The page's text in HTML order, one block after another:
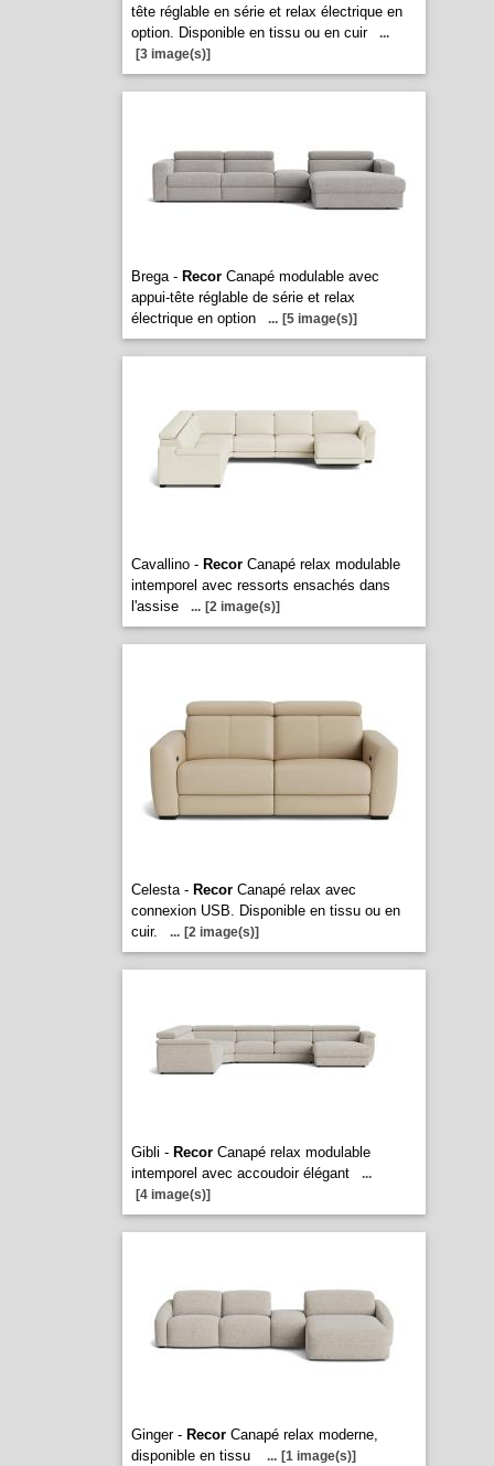
tête réglable en série et relax électrique en
option. Disponible en tissu ou en cuir
...
[3 image(s)]
Brega - RecorCanapé modulable avec
appui-tête réglable de série et relax
électrique en option
... [5 image(s)]
Cavallino - RecorCanapé relax modulable
intemporel avec ressorts ensachés dans
l'assise
... [2 image(s)]
Celesta - RecorCanapé relax avec
connexion USB. Disponible en tissu ou en
cuir.
... [2 image(s)]
Gibli - RecorCanapé relax modulable
intemporel avec accoudoir élégant
...
[4 image(s)]
Ginger - RecorCanapé relax moderne,
disponible en tissu
... [1 image(s)]